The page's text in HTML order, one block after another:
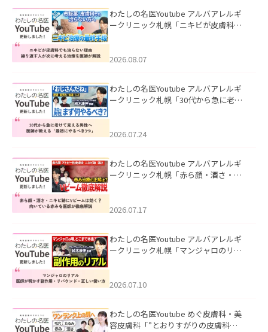
わたしの名医Youtube アルバアレルギ
ークリニック札幌「ニキビが皮膚科で
ました。
2026.08.07
わたしの名医Youtube アルバアレルギ
ークリニック札幌「30代から急に老け
た。
2026.07.24
わたしの名医Youtube アルバアレルギ
ークリニック札幌「赤ら顔・酒さ・ニ
した。
2026.07.17
わたしの名医Youtube アルバアレルギ
ークリニック札幌「マンジャロのリア
た。
2026.07.10
わたしの名医Youtube めぐ皮膚科・美
容皮膚科「”とおりすがりの皮膚科